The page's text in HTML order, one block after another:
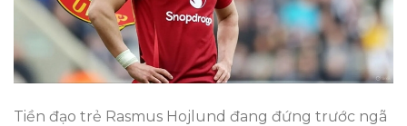
Tiền đạo trẻ Rasmus Hojlund đang đứng trước ngã